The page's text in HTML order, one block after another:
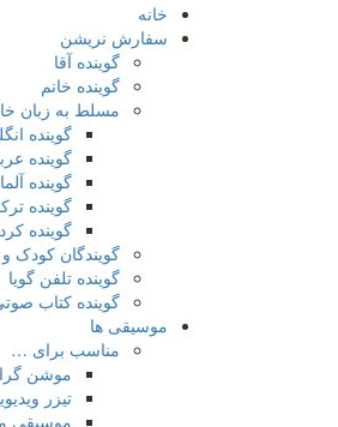
خانه
سفارش نریشن
گوینده آقا
گوینده خانم
مسلط به زبان
گوینده
گوینده
گوینده
گوینده
گوینده
گویندگان کودک
گوینده تلفن گویا
گوینده کتاب
موسیقی ها
مناسب برای …
موشن
تیزر
موسیقی